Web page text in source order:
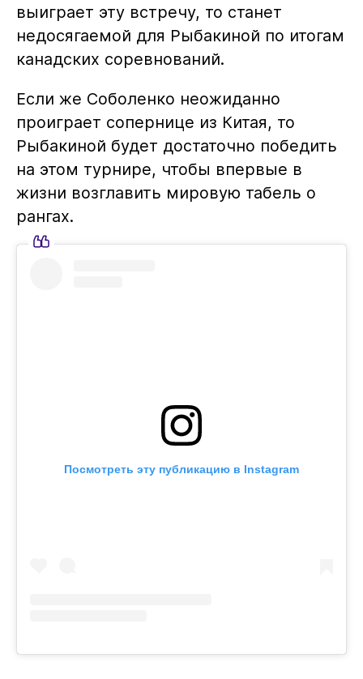
выиграет эту встречу, то станет
недосягаемой для Рыбакиной по итогам
канадских соревнований.
Если же Соболенко неожиданно
проиграет сопернице из Китая, то
Рыбакиной будет достаточно победить
на этом турнире, чтобы впервые в
жизни возглавить мировую табель о
рангах.
Посмотреть эту публикацию в Instagram